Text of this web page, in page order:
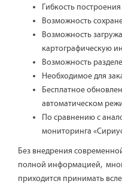
Гибкость
Возможность
Возможность
картографическую
Возможность
Необходимое для
Бесплатное
автоматическом
По сравнению с
мониторинга
Без внедрения
полной информацией,
приходится принимать